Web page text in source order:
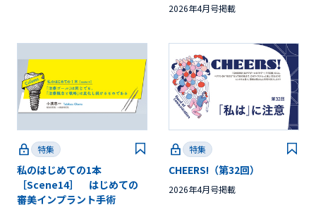
2026年4月号掲載
特集
私のはじめての1本
［Scene14］ はじめての
審美インプラント手術
特集
CHEERS!（第32回）
2026年4月号掲載